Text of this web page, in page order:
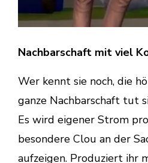
Nachbarschaft mit viel
Wer kennt sie noch, die
ganze Nachbarschaft tut
Es wird eigener Strom
besondere Clou an der
aufzeigen. Produziert ihr